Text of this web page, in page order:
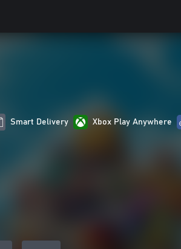
Smart Delivery Xbox Play Anywhere